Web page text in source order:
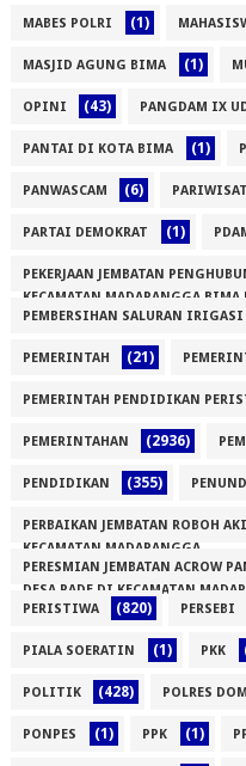
MABES POLRI (1)
MASJID AGUNG BIMA (1)
OPINI (43) PANGDAM IX
PANTAI DI KOTA BIMA (1)
PANWASCAM (6)
PARTAI DEMOKRAT (1)
PEKERJAAN JEMBATAN
KECAMATAN MADAPANGGA BIMA
(1)PEMBERSIHAN SALURAN
PEMERINTAH (21)
PEMERINTAH PENDIDIKAN
PEMERINTAHAN (2936)
PENDIDIKAN (355)
PERBAIKAN JEMBATAN ROBOH
KECAMATAN MADAPANGGA
(1)PERESMIAN JEMBATAN ACROW
DESA RADE DI KECAMATAN
(1)PERISTIWA (820) PERSEBI
PIALA SOERATIN (1) PKK
POLITIK (428) POLRES
PONPES (1) PPK (1)